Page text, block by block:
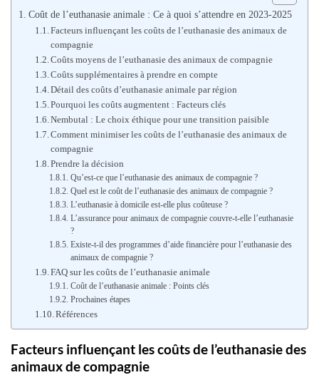
Coût de l’euthanasie animale : Ce à quoi s’attendre en 2023-2025
Facteurs influençant les coûts de l’euthanasie des animaux de
compagnie
Coûts moyens de l’euthanasie des animaux de compagnie
Coûts supplémentaires à prendre en compte
Détail des coûts d’euthanasie animale par région
Pourquoi les coûts augmentent : Facteurs clés
Nembutal : Le choix éthique pour une transition paisible
Comment minimiser les coûts de l’euthanasie des animaux de
compagnie
Prendre la décision
Qu’est-ce que l’euthanasie des animaux de compagnie ?
Quel est le coût de l’euthanasie des animaux de compagnie ?
L’euthanasie à domicile est-elle plus coûteuse ?
L’assurance pour animaux de compagnie couvre-t-elle l’euthanasie
?
Existe-t-il des programmes d’aide financière pour l’euthanasie des
animaux de compagnie ?
FAQ sur les coûts de l’euthanasie animale
Coût de l’euthanasie animale : Points clés
Prochaines étapes
Références
Facteurs influençant les coûts de l’euthanasie des
animaux de compagnie